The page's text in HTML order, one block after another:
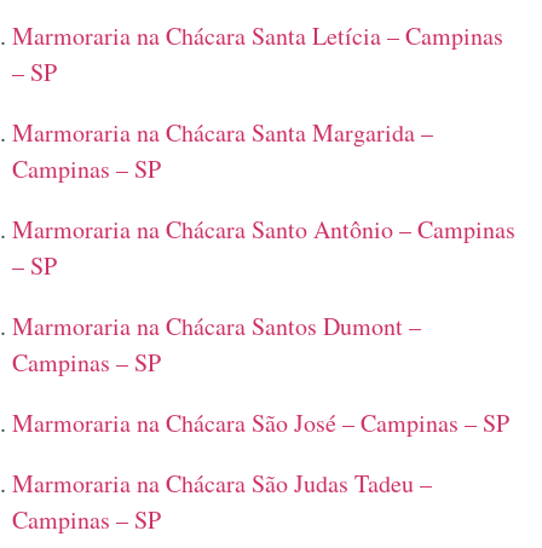
Marmoraria na Chácara Santa Letícia – Campinas
– SP
Marmoraria na Chácara Santa Margarida –
Campinas – SP
Marmoraria na Chácara Santo Antônio – Campinas
– SP
Marmoraria na Chácara Santos Dumont –
Campinas – SP
Marmoraria na Chácara São José – Campinas – SP
Marmoraria na Chácara São Judas Tadeu –
Campinas – SP